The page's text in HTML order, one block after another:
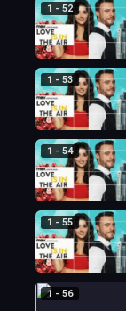
1 - 52
1 - 53
1 - 54
1 - 55
1 - 56